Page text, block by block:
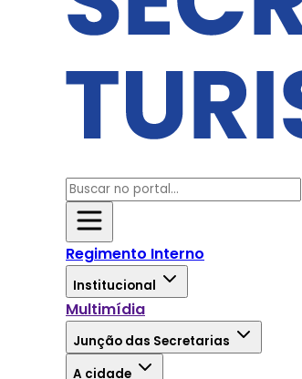
Regimento Interno
Institucional
Multimídia
Junção das Secretarias
A cidade